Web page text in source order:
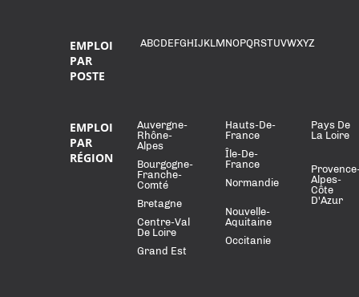
EMPLOI
PAR
POSTE
ABCDEFGHIJKLMNOPQRSTUVWXYZ
EMPLOI
PAR
RÉGION
Auvergne-
Rhône-
Alpes
Bourgogne-
Franche-
Comté
Bretagne
Centre-Val
De Loire
Grand Est
Hauts-De-
France
Île-De-
France
Normandie
Nouvelle-
Aquitaine
Occitanie
Pays De
La Loire
Alpes-
Côte
D'Azur